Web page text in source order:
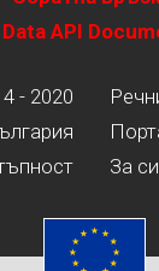
Data API
- 2020
За